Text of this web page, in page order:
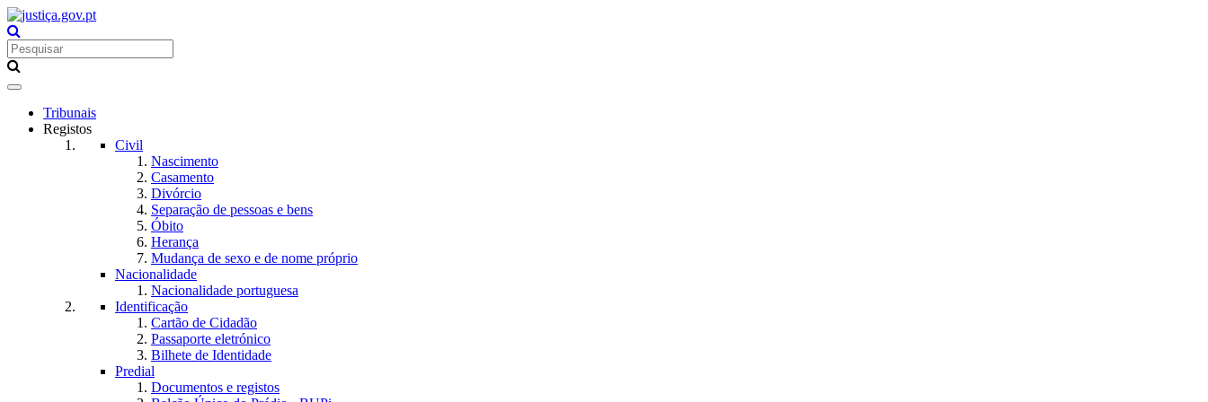
Toggle
navigationTribunais
Registos
Civil
Nascimento
Casamento
Divórcio
Separação de pessoas e bens
Óbito
Herança
Mudança de sexo e de nome próprio
Nacionalidade
Nacionalidade portuguesa
Identificação
Cartão de Cidadão
Passaporte eletrónico
Bilhete de Identidade
Predial
Documentos e registos